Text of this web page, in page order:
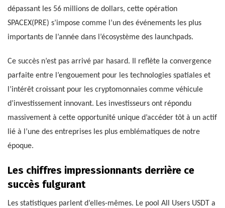
dépassant les 56 millions de dollars, cette opération
SPACEX(PRE) s’impose comme l’un des événements les plus
importants de l’année dans l’écosystème des launchpads.
Ce succès n’est pas arrivé par hasard. Il reflète la convergence
parfaite entre l’engouement pour les technologies spatiales et
l’intérêt croissant pour les cryptomonnaies comme véhicule
d’investissement innovant. Les investisseurs ont répondu
massivement à cette opportunité unique d’accéder tôt à un actif
lié à l’une des entreprises les plus emblématiques de notre
époque.
Les chiffres impressionnants derrière ce
succès fulgurant
Les statistiques parlent d’elles-mêmes. Le pool All Users USDT a